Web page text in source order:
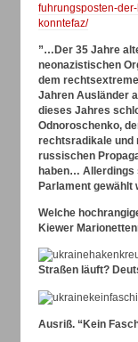
fuhrungsposten-
konntefaz/
”…Der 35 Jahre
neonazistischen
dem
Jahren Ausländer
dieses Jahres
Odnoroschenko,
rechtsradikale und
russischen
haben… Allerdings
Parlament
Welche
Kiewer
Straßen läuft?
Ausriß. “Kein